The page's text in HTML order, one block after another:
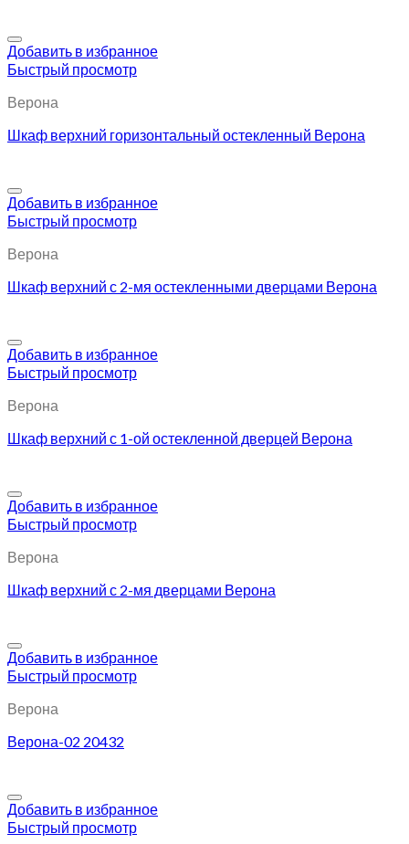
Добавить в избранное
Быстрый просмотр
Верона
Шкаф верхний горизонтальный остекленный Верона
Добавить в избранное
Быстрый просмотр
Верона
Шкаф верхний с 2-мя остекленными дверцами Верона
Добавить в избранное
Быстрый просмотр
Верона
Шкаф верхний с 1-ой остекленной дверцей Верона
Добавить в избранное
Быстрый просмотр
Верона
Шкаф верхний с 2-мя дверцами Верона
Добавить в избранное
Быстрый просмотр
Верона
Верона-02 20432
Добавить в избранное
Быстрый просмотр